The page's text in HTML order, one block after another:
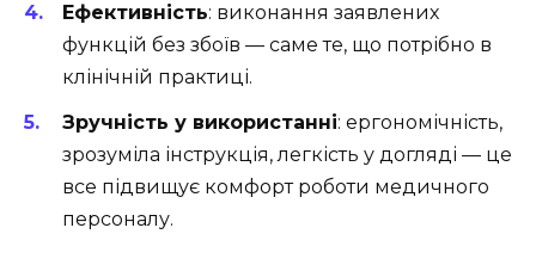
Ефективність: виконання заявлених
функцій без збоїв — саме те, що потрібно в
клінічній практиці.
Зручність у використанні: ергономічність,
зрозуміла інструкція, легкість у догляді — це
все підвищує комфорт роботи медичного
персоналу.